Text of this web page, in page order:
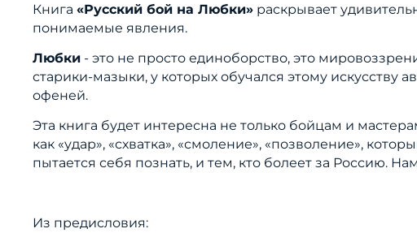
Книга «Русский бой на Любки» раскрывает
понимаемые явления.
Любки - это не просто единоборство, это
старики-мазыки, у которых обучался этому
офеней.
Эта книга будет интересна не только бойцам и
как «удар», «схватка», «смоление», «позволение»,
пытается себя познать, и тем, кто болеет за Россию.
Из предисловия: